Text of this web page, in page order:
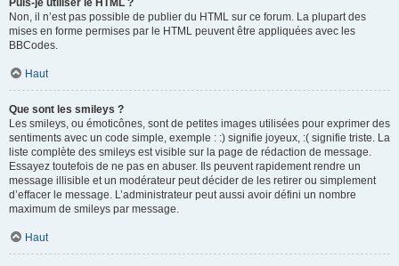
Puis-je utiliser le HTML ?
Non, il n’est pas possible de publier du HTML sur ce forum. La plupart des
mises en forme permises par le HTML peuvent être appliquées avec les
BBCodes.
Haut
Que sont les smileys ?
Les smileys, ou émoticônes, sont de petites images utilisées pour exprimer des
sentiments avec un code simple, exemple : :) signifie joyeux, :( signifie triste. La
liste complète des smileys est visible sur la page de rédaction de message.
Essayez toutefois de ne pas en abuser. Ils peuvent rapidement rendre un
message illisible et un modérateur peut décider de les retirer ou simplement
d’effacer le message. L’administrateur peut aussi avoir défini un nombre
maximum de smileys par message.
Haut